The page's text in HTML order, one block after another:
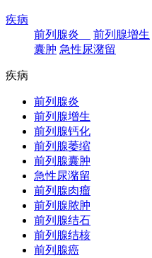
疾病
前列腺炎
前列腺增生
囊肿 急性尿潴留
疾病
前列腺炎
前列腺增生
前列腺钙化
前列腺萎缩
前列腺囊肿
急性尿潴留
前列腺肉瘤
前列腺脓肿
前列腺结石
前列腺结核
前列腺癌